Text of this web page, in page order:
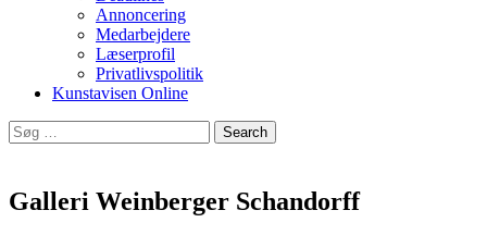
Annoncering
Medarbejdere
Læserprofil
Privatlivspolitik
Kunstavisen Online
Search
for:
Galleri Weinberger Schandorff